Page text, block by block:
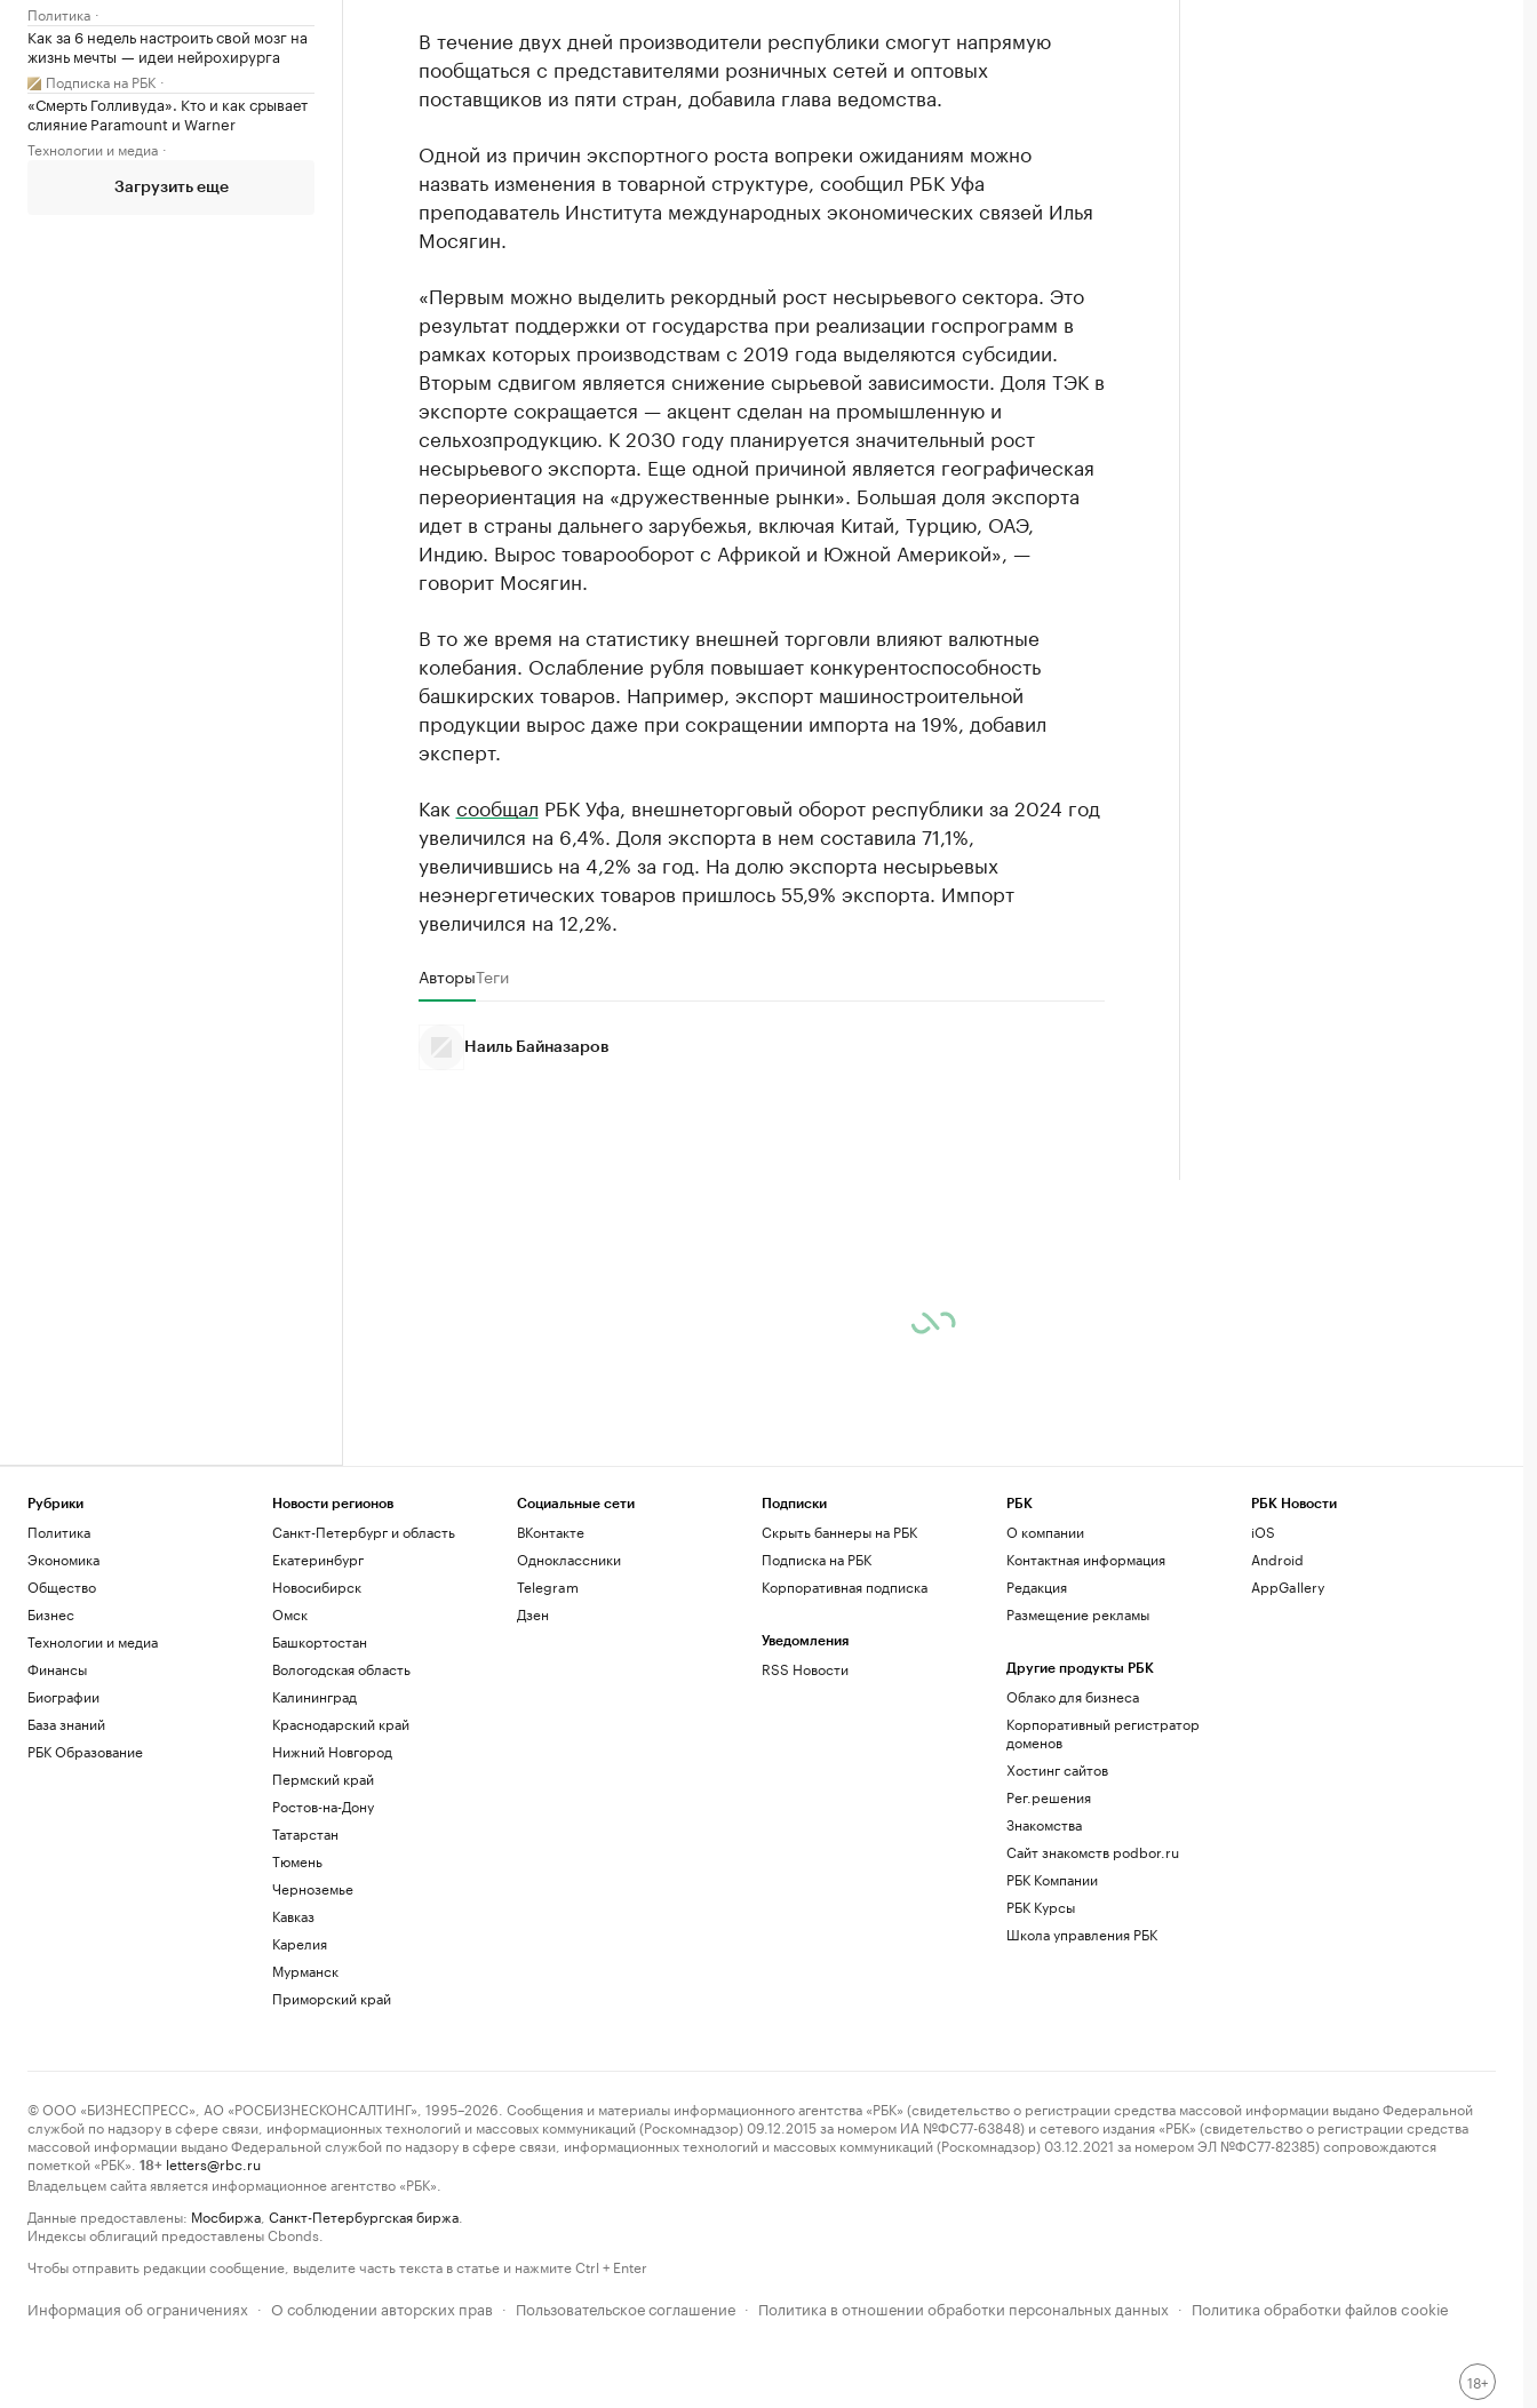
Политика
Как за 6 недель настроить свой мозг на
жизнь мечты — идеи нейрохирурга
Подписка на РБК
«Смерть Голливуда». Кто и как срывает
слияние Paramount и Warner
Технологии и медиа
Загрузить еще
В течение двух дней производители республики смогут напрямую
пообщаться с представителями розничных сетей и оптовых
поставщиков из пяти стран, добавила глава ведомства.
Одной из причин экспортного роста вопреки ожиданиям можно
назвать изменения в товарной структуре, сообщил РБК Уфа
преподаватель Института международных экономических связей Илья
Мосягин.
«Первым можно выделить рекордный рост несырьевого сектора. Это
результат поддержки от государства при реализации госпрограмм в
рамках которых производствам с 2019 года выделяются субсидии.
Вторым сдвигом является снижение сырьевой зависимости. Доля ТЭК в
экспорте сокращается — акцент сделан на промышленную и
сельхозпродукцию. К 2030 году планируется значительный рост
несырьевого экспорта. Еще одной причиной является географическая
переориентация на «дружественные рынки». Большая доля экспорта
идет в страны дальнего зарубежья, включая Китай, Турцию, ОАЭ,
Индию. Вырос товарооборот с Африкой и Южной Америкой», —
говорит Мосягин.
В то же время на статистику внешней торговли влияют валютные
колебания. Ослабление рубля повышает конкурентоспособность
башкирских товаров. Например, экспорт машиностроительной
продукции вырос даже при сокращении импорта на 19%, добавил
эксперт.
Как сообщал РБК Уфа, внешнеторговый оборот республики за 2024 год
увеличился на 6,4%. Доля экспорта в нем составила 71,1%,
увеличившись на 4,2% за год. На долю экспорта несырьевых
неэнергетических товаров пришлось 55,9% экспорта. Импорт
увеличился на 12,2%.
АвторыТеги
Наиль Байназаров
Рубрики
Политика
Экономика
Общество
Бизнес
Технологии и медиа
Финансы
Биографии
База знаний
РБК Образование
Новости регионов
Санкт-Петербург и область
Екатеринбург
Новосибирск
Омск
Башкортостан
Вологодская область
Калининград
Краснодарский край
Нижний Новгород
Пермский край
Ростов-на-Дону
Татарстан
Тюмень
Черноземье
Кавказ
Карелия
Мурманск
Приморский край
Социальные сети
ВКонтакте
Одноклассники
Telegram
Дзен
Подписки
Скрыть баннеры на РБК
Подписка на РБК
Корпоративная подписка
Уведомления
RSS Новости
РБК
О компании
Контактная информация
Редакция
Размещение рекламы
Другие продукты РБК
Облако для бизнеса
Корпоративный регистратор
доменов
Хостинг сайтов
Рег.решения
Знакомства
Сайт знакомств podbor.ru
РБК Компании
РБК Курсы
Школа управления РБК
РБК Новости
iOS
Android
AppGallery
© ООО «БИЗНЕСПРЕСС», АО «РОСБИЗНЕСКОНСАЛТИНГ», 1995–2026. Сообщения и материалы информационного агентства «РБК» (свидетельство о регистрации средства массовой информации выдано Федеральной
службой по надзору в сфере связи, информационных технологий и массовых коммуникаций (Роскомнадзор) 09.12.2015 за номером ИА №ФС77-63848) и сетевого издания «РБК» (свидетельство о регистрации средства
массовой информации выдано Федеральной службой по надзору в сфере связи, информационных технологий и массовых коммуникаций (Роскомнадзор) 03.12.2021 за номером ЭЛ №ФС77-82385) сопровождаются
пометкой «РБК».
18+ letters@rbc.ru
Владельцем сайта является информационное агентство «РБК».
Данные предоставлены: Мосбиржа Санкт-Петербургская биржа
Индексы облигаций предоставлены Cbonds.
Чтобы отправить редакции сообщение, выделите часть текста в статье и нажмите Ctrl + Enter
Информация об ограничениях · О соблюдении авторских прав · Пользовательское соглашение · Политика в отношении обработки персональных данных · Политика обработки файлов cookie
18+